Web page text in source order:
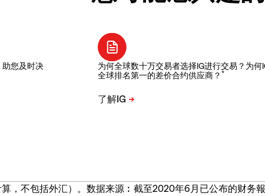
助您及时决
为何全球数十万交易者选择IG进行交易？为何
全球排名第一的差价合约供应商？*
，不包括外汇）。数据来源︰截至2020年6月已公布的财务報